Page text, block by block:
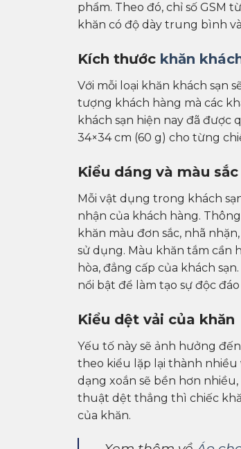
phẩm. Theo đó, chỉ số GSM
khăn có độ dày trung bình
Kích thước khăn
Với mỗi loại khăn khách sạn
tượng khách hàng mà các
khách sạn hiện nay đã được
34×34 cm (60 g) cho từng
Kiểu dáng và màu
Mỗi vật dụng trong khách
nhận của khách hàng.
khăn màu đơn sắc, nhã
sử dụng. Màu khăn tắm cần
hòa, đẳng cấp của khách
nổi bật để làm tạo sự độc
Kiểu dệt vải của khăn
Yếu tố này sẽ ảnh hưởng
theo kiểu lặp lại thành
dạng xoắn sẽ bền hơn
thuật dệt thẳng thì chiếc
của khăn.